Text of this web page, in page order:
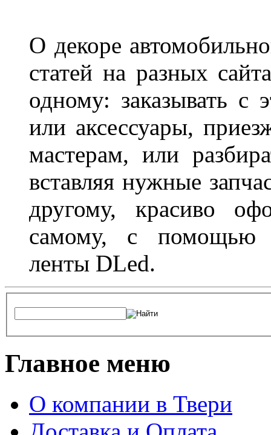
О декоре
статей на разных
одному: заказывать с
или аксессуары,
мастерам, или
вставляя нужные
другому, красиво
самому, с помощью
ленты DLed.
Главное меню
О компании в Твери